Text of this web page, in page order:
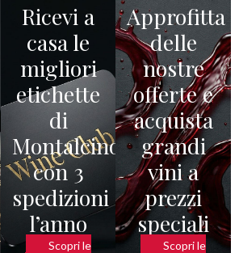
Ricevi a
casa le
migliori
etichette
di
Montalcino
con 3
spedizioni
l’anno
Scopri le
Approfitta
delle
nostre
offerte e
acquista
grandi
vini a
prezzi
speciali
Scopri le